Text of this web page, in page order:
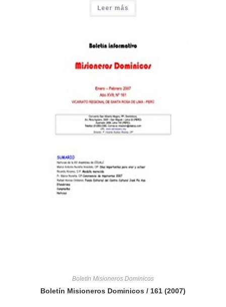
Leer más
Boletín Misioneros Dominicos
Boletín Misioneros Dominicos / 161 (2007)